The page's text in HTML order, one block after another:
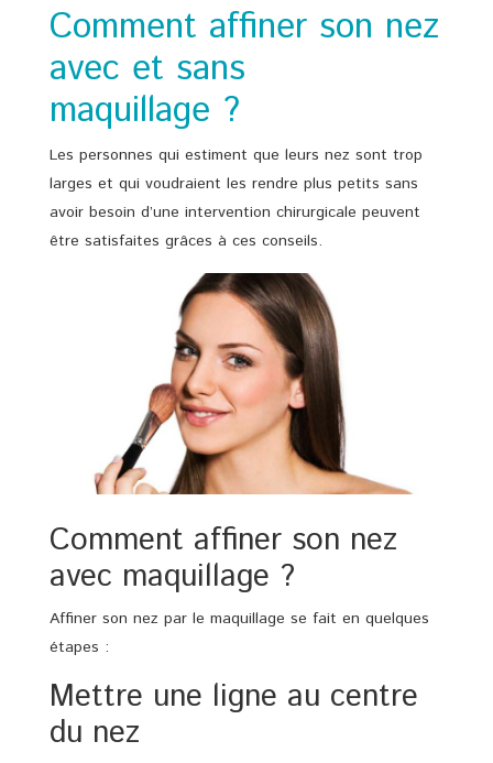
Comment affiner son nez
avec et sans
maquillage ?
Les personnes qui estiment que leurs nez sont trop
larges et qui voudraient les rendre plus petits sans
avoir besoin d’une intervention chirurgicale peuvent
être satisfaites grâces à ces conseils.
Comment affiner son nez
avec maquillage ?
Affiner son nez par le maquillage se fait en quelques
étapes :
Mettre une ligne au centre
du nez